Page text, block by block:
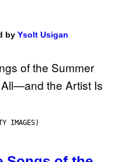
by Ysolt Usigan
IMAGES)